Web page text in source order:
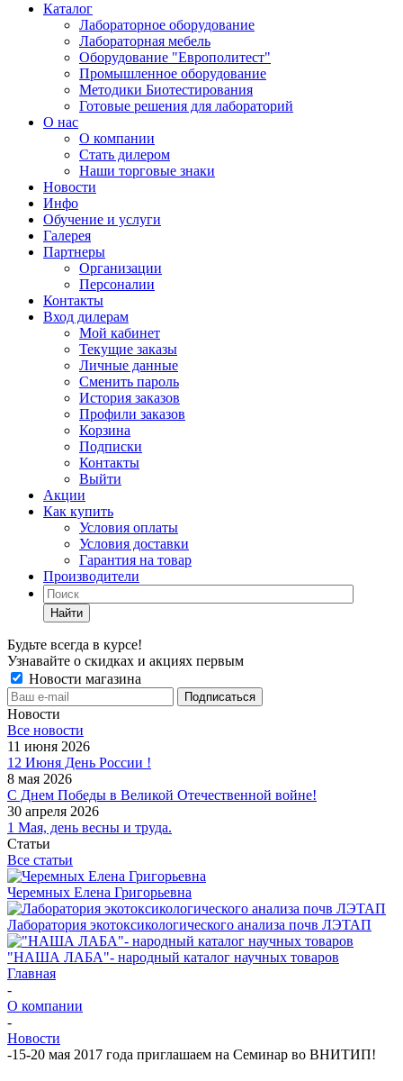
Каталог
Лабораторное оборудование
Лабораторная мебель
Оборудование "Европолитест"
Промышленное оборудование
Методики Биотестирования
Готовые решения для лабораторий
О нас
О компании
Стать дилером
Наши торговые знаки
Новости
Инфо
Обучение и услуги
Галерея
Партнеры
Организации
Персоналии
Контакты
Вход дилерам
Мой кабинет
Текущие заказы
Личные данные
Сменить пароль
История заказов
Профили заказов
Корзина
Подписки
Контакты
Выйти
Акции
Как купить
Условия оплаты
Условия доставки
Гарантия на товар
Производители
Найти
Будьте всегда в курсе!
Узнавайте о скидках и акциях первым
Новости магазина
Новости
Все новости
11 июня 2026
12 Июня День России !
8 мая 2026
С Днем Победы в Великой Отечественной войне!
30 апреля 2026
1 Мая, день весны и труда.
Статьи
Все статьи
Черемных Елена Григорьевна
Лаборатория экотоксикологического анализа почв ЛЭТАП
"НАША ЛАБА"- народный каталог научных товаров
Главная
-
О компании
-
Новости
-15-20 мая 2017 года приглашаем на Семинар во ВНИТИП!